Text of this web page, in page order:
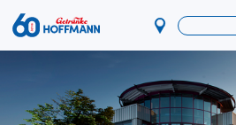
Direkt
zum
Inhalt
Startseite Getränke Hoffmann